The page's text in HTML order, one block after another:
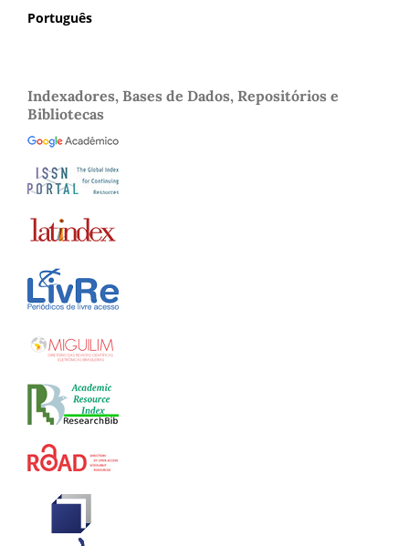
Português
Indexadores, Bases de Dados, Repositórios e
Bibliotecas